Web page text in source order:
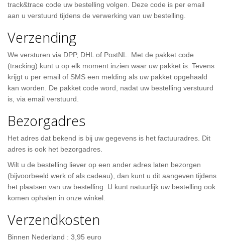
track&trace code uw bestelling volgen. Deze code is per email
aan u verstuurd tijdens de verwerking van uw bestelling.
Verzending
We versturen via DPP, DHL of PostNL. Met de pakket code
(tracking) kunt u op elk moment inzien waar uw pakket is. Tevens
krijgt u per email of SMS een melding als uw pakket opgehaald
kan worden. De pakket code word, nadat uw bestelling verstuurd
is, via email verstuurd.
Bezorgadres
Het adres dat bekend is bij uw gegevens is het factuuradres. Dit
adres is ook het bezorgadres.
Wilt u de bestelling liever op een ander adres laten bezorgen
(bijvoorbeeld werk of als cadeau), dan kunt u dit aangeven tijdens
het plaatsen van uw bestelling. U kunt natuurlijk uw bestelling ook
komen ophalen in onze winkel.
Verzendkosten
Binnen Nederland : 3,95 euro